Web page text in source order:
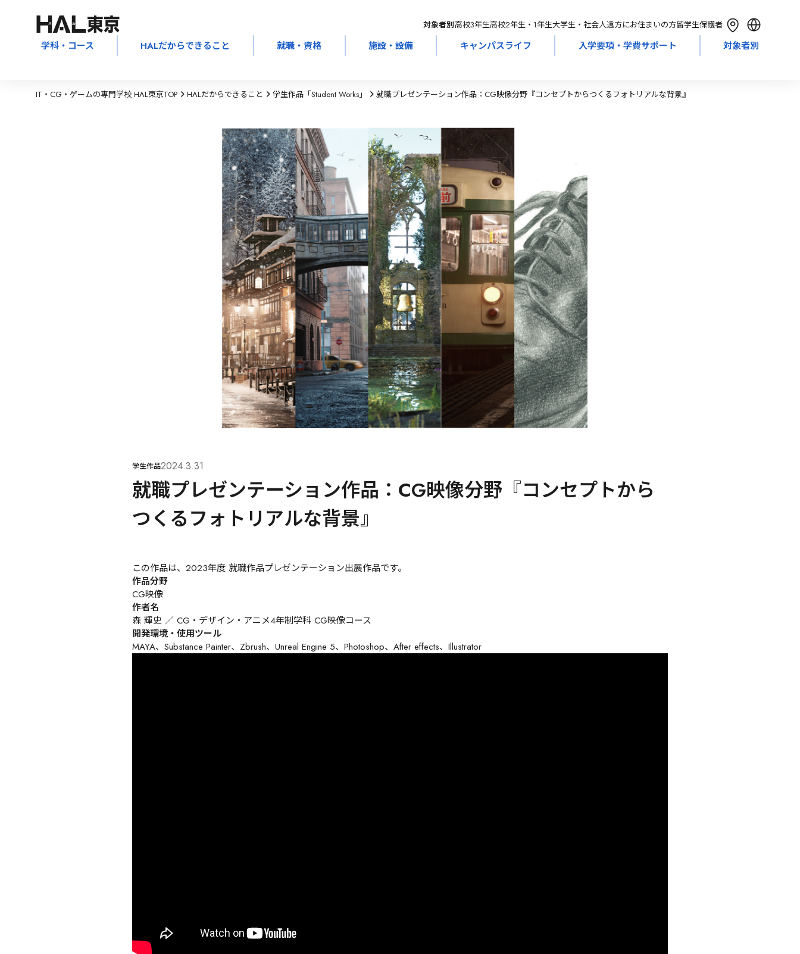
対象者別：高校3年生高校2年生・1年生大学生・社会人遠方にお住まいの方留学生保護者
English
学科・コース HALだからできること 就職・資格 施設・設備 キャンパスライフ 入学要項・学費サポート 対象者別
IT・CG・ゲームの専門学校 HAL東京TOP HALだからできること 学生作品「Student Works」 就職プレゼンテーション作品：CG映像分野『コンセプトからつくるフォトリアルな背景』
学生作品2024.3.31
就職プレゼンテーション作品：CG映像分野『コンセプトから
つくるフォトリアルな背景』
この作品は、2023年度 就職作品プレゼンテーション出展作品です。
作品分野
CG映像
作者名
森 輝史 ／ CG・デザイン・アニメ4年制学科 CG映像コース
開発環境・使用ツール
MAYA、Substance Painter、Zbrush、Unreal Engine 5、Photoshop、After effects、Illustrator